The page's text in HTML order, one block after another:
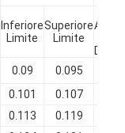
Inferiore
Limite
Superiore
Limite
0.09 0.095
0.101 0.107
0.113 0.119